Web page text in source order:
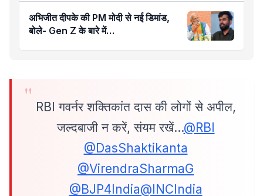
अभिजीत दीपके की PM मोदी से नई डिमांड,
बोले- Gen Z के बारे में…
RBI गवर्नर शक्तिकांत दास की लोगों से अपील,
जल्दबाजी न करें, संयम रखें…@RBI
@DasShaktikanta
@VirendraSharmaG
@BJP4India@INCIndia